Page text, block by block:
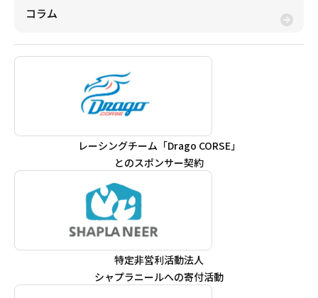
コラム
レーシングチーム「Drago CORSE」
とのスポンサー契約
特定非営利活動法人
シャプラニールへの寄付活動